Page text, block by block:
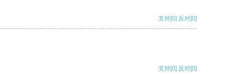
支持[0] 反对[0]
支持[0] 反对[0]